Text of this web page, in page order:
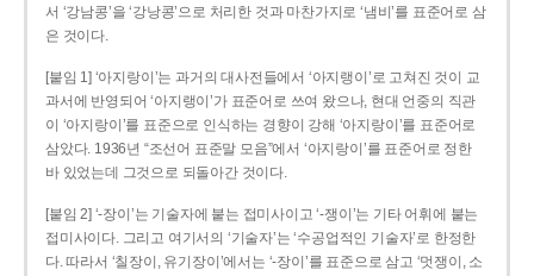
서 ‘강남콩’을 ‘강낭콩’으로 처리한 것과 마찬가지로 ‘냄비’를 표준어로 삼
은 것이다.
[붙임 1] ‘아지랑이’는 과거의 대사전들에서 ‘아지랭이’로 고쳐진 것이 교
과서에 반영되어 ‘아지랭이’가 표준어로 쓰여 왔으나, 현대 언중의 직관
이 ‘아지랑이’를 표준으로 인식하는 경향이 강해 ‘아지랑이’를 표준어로
삼았다. 1936년 “조선어 표준말 모음”에서 ‘아지랑이’를 표준어로 정한
바 있었는데 그것으로 되돌아간 것이다.
[붙임 2] ‘-장이’는 기술자에 붙는 접미사이고 ‘-쟁이’는 기타 어휘에 붙는
접미사이다. 그리고 여기서의 ‘기술자’는 ‘수공업적인 기술자’로 한정한
다. 따라서 ‘칠장이, 유기장이’에서는 ‘-장이’를 표준으로 삼고 ‘멋쟁이, 소